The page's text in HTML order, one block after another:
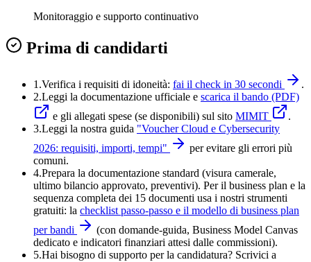
Monitoraggio e supporto continuativo
Prima di candidarti
1.Verifica i requisiti di idoneità: fai il check in 30 secondi
.
2.Leggi la documentazione ufficiale e scarica il bando (PDF)
e gli allegati spese (se disponibili) sul sito MIMIT
.
3.Leggi la nostra guida "Voucher Cloud e Cybersecurity
2026: requisiti, importi, tempi"
per evitare gli errori più
comuni.
4.Prepara la documentazione standard (visura camerale,
ultimo bilancio approvato, preventivi). Per il business plan e la
sequenza completa dei 15 documenti usa i nostri strumenti
gratuiti: la checklist passo-passo e il modello di business plan
per bandi
(con domande-guida, Business Model Canvas
dedicato e indicatori finanziari attesi dalle commissioni).
5.Hai bisogno di supporto per la candidatura? Scrivici a